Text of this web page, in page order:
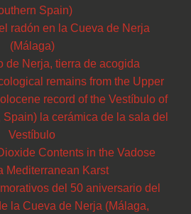
Spain)
radón en la Cueva de Nerja
(Málaga)
de Nerja, tierra de acogida
remains from the Upper
record of the Vestíbulo of
la cerámica de la sala del
Vestíbulo
Contents in the Vadose
Mediterranean Karst
del 50 aniversario del
la Cueva de Nerja (Málaga,